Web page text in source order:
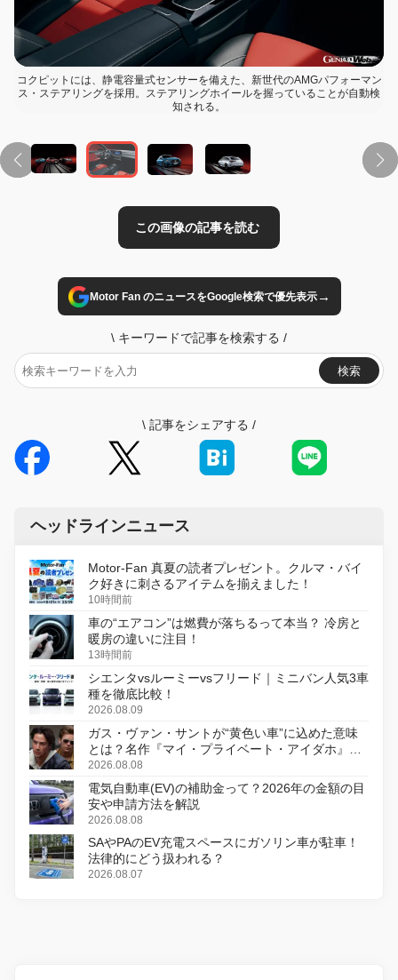
コクピットには、静電容量式センサーを備えた、新世代のAMGパフォーマン
ス・ステアリングを採用。ステアリングホイールを握っていることが自動検
知される。
この画像の記事を読む
Motor Fan のニュースをGoogle検索で優先表示→
\ キーワードで記事を検索する /
検索
\ 記事をシェアする /
ヘッドラインニュース
Motor-Fan 真夏の読者プレゼント。クルマ・バイ
ク好きに刺さるアイテムを揃えました！
10時間前
車の“エアコン”は燃費が落ちるって本当？ 冷房と
暖房の違いに注目！
13時間前
シエンタvsルーミーvsフリード｜ミニバン人気3車
種を徹底比較！
2026.08.09
ガス・ヴァン・サントが“黄色い車”に込めた意味
とは？名作『マイ・プライベート・アイダホ』が
初のデジタルリマスター版で復活
2026.08.08
電気自動車(EV)の補助金って？2026年の金額の目
安や申請方法を解説
2026.08.08
SAやPAのEV充電スペースにガソリン車が駐車！
法律的にどう扱われる？
2026.08.07